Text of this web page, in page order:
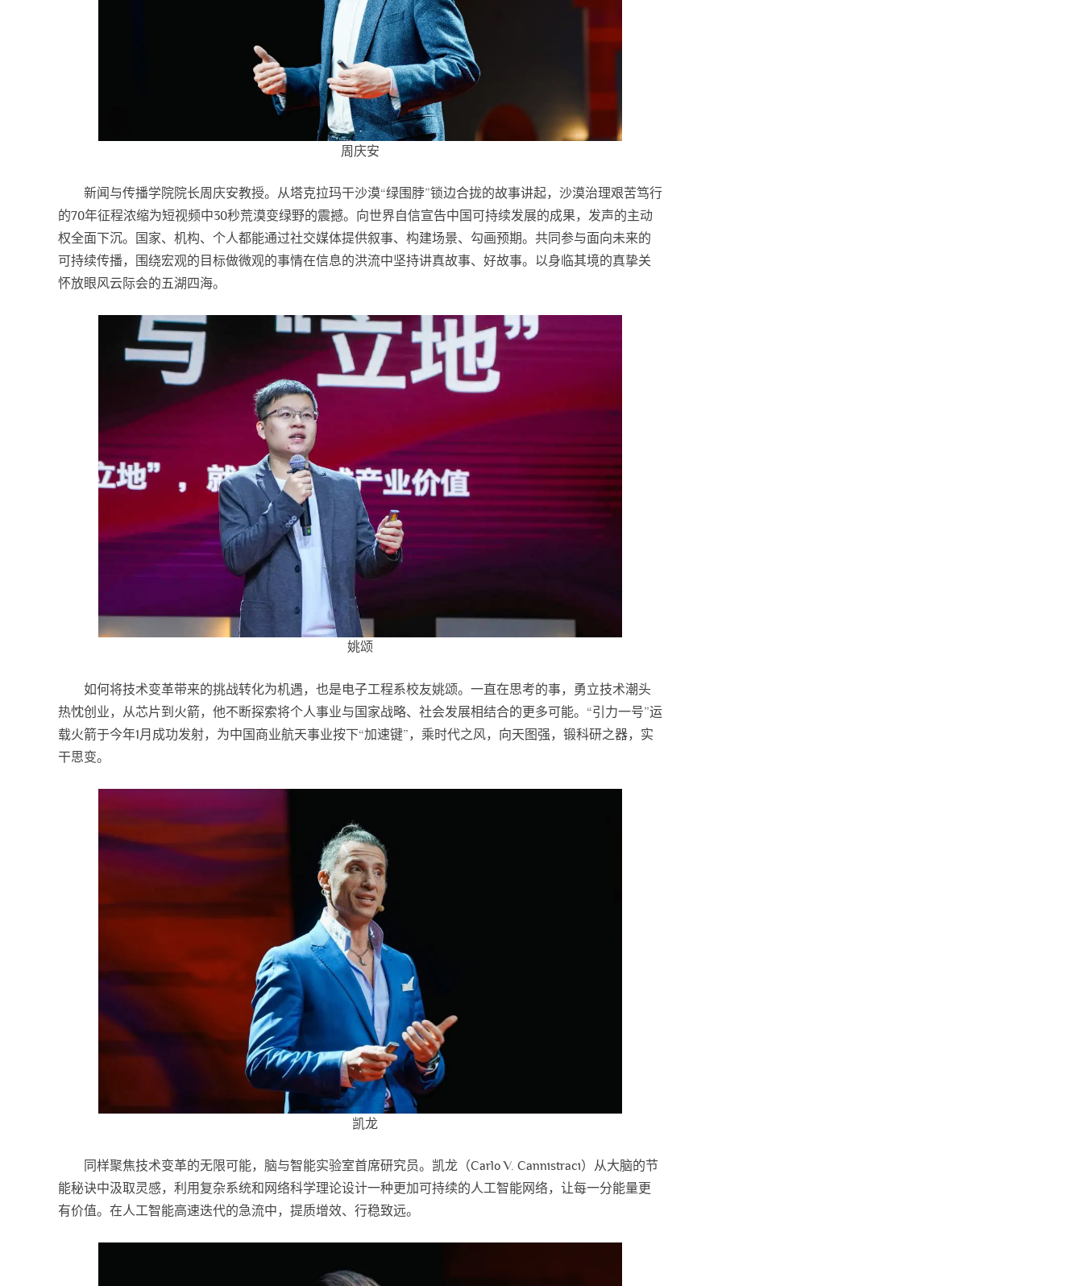
周庆安
新闻与传播学院院长周庆安教授。从塔克拉玛干沙漠“绿围脖”锁边合拢的故事讲起，沙漠治理艰苦笃行
的70年征程浓缩为短视频中30秒荒漠变绿野的震撼。向世界自信宣告中国可持续发展的成果，发声的主动
权全面下沉。国家、机构、个人都能通过社交媒体提供叙事、构建场景、勾画预期。共同参与面向未来的
可持续传播，围绕宏观的目标做微观的事情在信息的洪流中坚持讲真故事、好故事。以身临其境的真挚关
怀放眼风云际会的五湖四海。
姚颂
如何将技术变革带来的挑战转化为机遇，也是电子工程系校友姚颂。一直在思考的事，勇立技术潮头
热忱创业，从芯片到火箭，他不断探索将个人事业与国家战略、社会发展相结合的更多可能。“引力一号”运
载火箭于今年1月成功发射，为中国商业航天事业按下“加速键”，乘时代之风，向天图强，锻科研之器，实
干思变。
凯龙
同样聚焦技术变革的无限可能，脑与智能实验室首席研究员。凯龙（Carlo V. Cannistraci）从大脑的节
能秘诀中汲取灵感，利用复杂系统和网络科学理论设计一种更加可持续的人工智能网络，让每一分能量更
有价值。在人工智能高速迭代的急流中，提质增效、行稳致远。